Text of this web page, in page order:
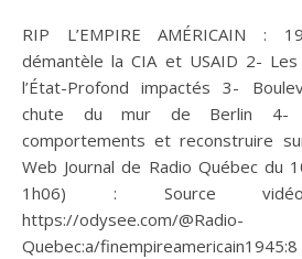
RIP L’EMPIRE AMÉRICAIN : 1945-2025 1- Trump
démantèle la CIA et USAID 2-
l’État-Profond impactés 3-
chute du mur de Berlin 4-
comportements et reconstruire
Web Journal de Radio Québec du
1h06) : Source
https://odysee.com/@Radio-
Quebec:a/